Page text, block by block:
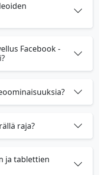
Facebook -
raja?
ja tablettien